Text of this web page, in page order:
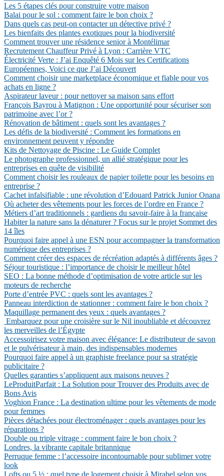
Les 5 étapes clés pour construire votre maison
Balai pour le sol : comment faire le bon choix ?
Dans quels cas peut-on contacter un détective privé ?
Les bienfaits des plantes exotiques pour la biodiversité
Comment trouver une résidence senior à Montélimar
Recrutement Chauffeur Privé à Lyon : Carrière VTC
Électricité Verte : J’ai Enquêté 6 Mois sur les Certifications
Européennes, Voici ce que J’ai Découvert
Comment choisir une marketplace économique et fiable pour vos
achats en ligne ?
Aspirateur laveur : pour nettoyer sa maison sans effort
François Bayrou à Matignon : Une opportunité pour sécuriser son
patrimoine avec l’or ?
Rénovation de bâtiment : quels sont les avantages ?
Les défis de la biodiversité : Comment les formations en
environnement peuvent y répondre
Kits de Nettoyage de Piscine : Le Guide Complet
Le photographe professionnel, un allié stratégique pour les
entreprises en quête de visibilité
Comment choisir les rouleaux de papier toilette pour les besoins en
entreprise ?
Cachet infalsifiable : une révolution d’Edouard Patrick Junior Onana
Où acheter des vêtements pour les forces de l’ordre en France ?
Métiers d’art traditionnels : gardiens du savoir-faire à la française
Habiter la nature sans la dénaturer ? Focus sur le projet Sommet des
14 îles
Pourquoi faire appel à une ESN pour accompagner la transformation
numérique des entreprises ?
Comment créer des espaces de récréation adaptés à différents âges ?
Séjour touristique : l’importance de choisir le meilleur hôtel
SEO : La bonne méthode d’optimisation de votre article sur les
moteurs de recherche
Porte d’entrée PVC : quels sont les avantages ?
Panneau interdiction de stationner : comment faire le bon choix ?
Maquillage permanent des yeux : quels avantages ?
Embarquez pour une croisière sur le Nil inoubliable et découvrez
les merveilles de l’Égypte
Accessoirisez votre maison avec élégance: Le distributeur de savon
et le pulvérisateur à main, des indispensables modernes
Pourquoi faire appel à un graphiste freelance pour sa stratégie
publicitaire ?
Quelles garanties s’appliquent aux maisons neuves ?
LeProduitParfait : La Solution pour Trouver des Produits avec de
Bons Avis
Voghion France : La destination ultime pour les vêtements de mode
pour femmes
Pièces détachées pour électroménager : quels avantages pour les
réparations ?
Double ou triple vitrage : comment faire le bon choix ?
Londres, la vibrante capitale britannique
Perruque femme : l’accessoire incontournable pour sublimer votre
look
Lofts ou 5 ½ : quel type de logement choisir à Mirabel selon vos